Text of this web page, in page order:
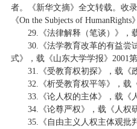
者。《新华文摘》全文转载。收
《On the Subjects of HumanRights
29.《法律解释（笔谈）》，
30.《法学教育改革的有益
式》，载《山东大学学报》2001第
31.《受教育权初探》，载《
32.《析受教育权平等》，载
33.《论人权的主体》，载《
34.《论尊严权》，载《人权
35.《自由主义人权主体观批